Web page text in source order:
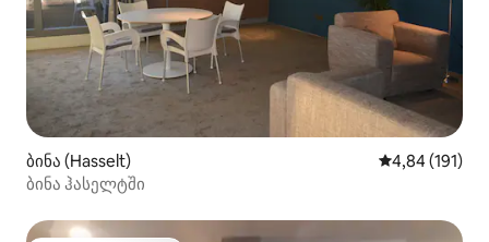
ბინა (Hasselt) საშუალო
4,84 (191)
ბინა ჰასელტში